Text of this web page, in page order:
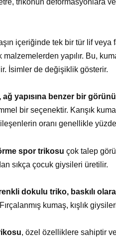
trikonun deformasyonlara ve
içeriğinde tek bir tür lif veya
malzemelerden yapılır. Bu,
İsimler de değişiklik gösterir.
ağ yapısına benzer bir
bir seçenektir. Karışık
oranı genellikle
spor trikosu çok talep
sıkça çocuk giysileri üretilir.
dokulu triko, baskılı
kumaş, kışlık
, özel özelliklere sahiptir